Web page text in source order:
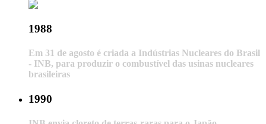
1988
Em 31 de agosto é criada a Indústrias Nucleares do Brasil
- INB, para produzir o combustível das usinas nucleares
brasileiras
1990